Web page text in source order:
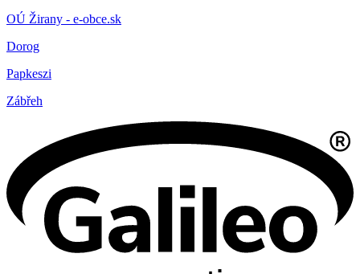
OÚ Žirany - e-obce.sk
Dorog
Papkeszi
Zábřeh